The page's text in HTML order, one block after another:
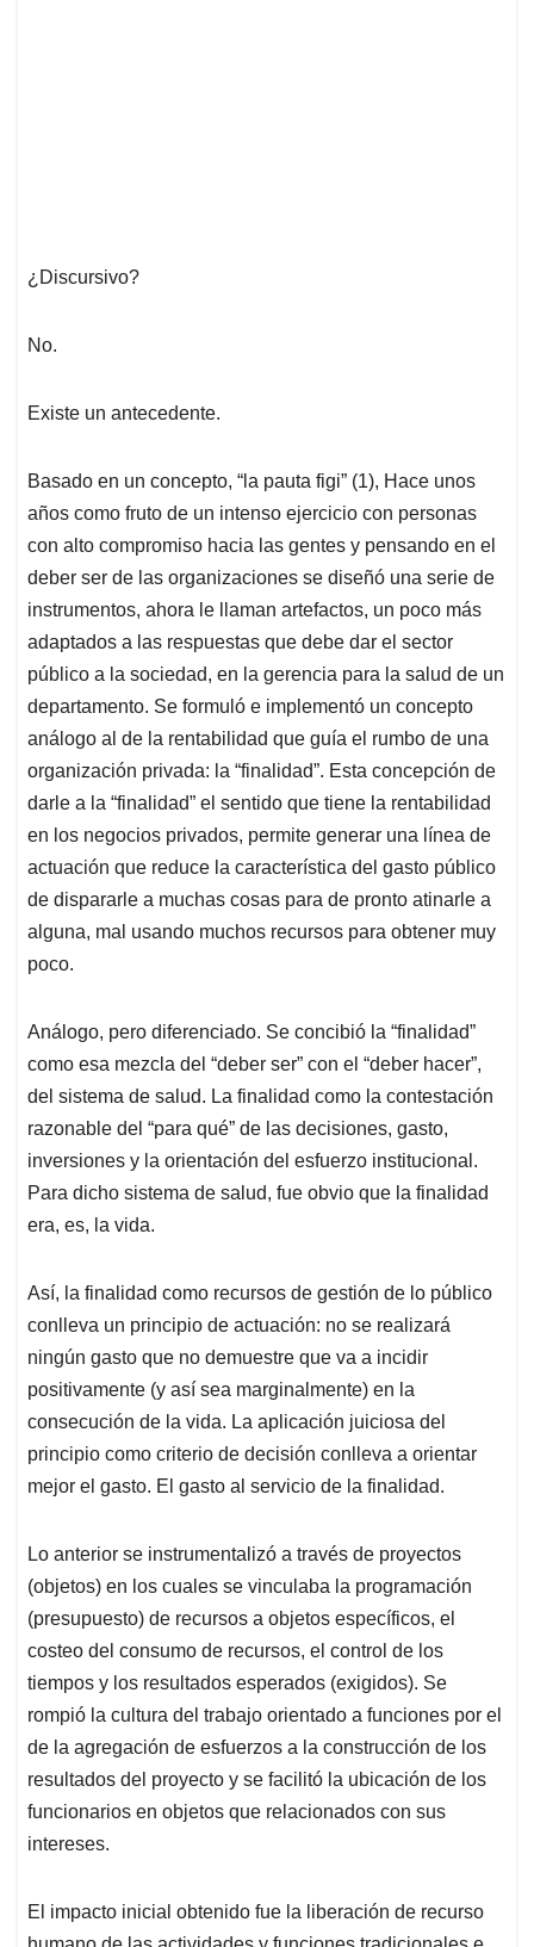
¿Discursivo?
No.
Existe un antecedente.
Basado en un concepto, “la pauta figi” (1), Hace unos
años como fruto de un intenso ejercicio con personas
con alto compromiso hacia las gentes y pensando en el
deber ser de las organizaciones se diseñó una serie de
instrumentos, ahora le llaman artefactos, un poco más
adaptados a las respuestas que debe dar el sector
público a la sociedad, en la gerencia para la salud de un
departamento. Se formuló e implementó un concepto
análogo al de la rentabilidad que guía el rumbo de una
organización privada: la “finalidad”. Esta concepción de
darle a la “finalidad” el sentido que tiene la rentabilidad
en los negocios privados, permite generar una línea de
actuación que reduce la característica del gasto público
de dispararle a muchas cosas para de pronto atinarle a
alguna, mal usando muchos recursos para obtener muy
poco.
Análogo, pero diferenciado. Se concibió la “finalidad”
como esa mezcla del “deber ser” con el “deber hacer”,
del sistema de salud. La finalidad como la contestación
razonable del “para qué” de las decisiones, gasto,
inversiones y la orientación del esfuerzo institucional.
Para dicho sistema de salud, fue obvio que la finalidad
era, es, la vida.
Así, la finalidad como recursos de gestión de lo público
conlleva un principio de actuación: no se realizará
ningún gasto que no demuestre que va a incidir
positivamente (y así sea marginalmente) en la
consecución de la vida. La aplicación juiciosa del
principio como criterio de decisión conlleva a orientar
mejor el gasto. El gasto al servicio de la finalidad.
Lo anterior se instrumentalizó a través de proyectos
(objetos) en los cuales se vinculaba la programación
(presupuesto) de recursos a objetos específicos, el
costeo del consumo de recursos, el control de los
tiempos y los resultados esperados (exigidos). Se
rompió la cultura del trabajo orientado a funciones por el
de la agregación de esfuerzos a la construcción de los
resultados del proyecto y se facilitó la ubicación de los
funcionarios en objetos que relacionados con sus
intereses.
El impacto inicial obtenido fue la liberación de recurso